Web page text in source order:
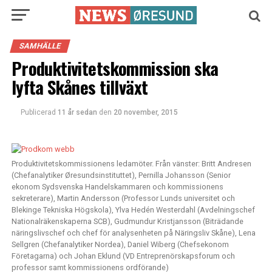
SAMHÄLLE
Produktivitetskommission ska
lyfta Skånes tillväxt
Publicerad 11 år sedan den 20 november, 2015
Produktivitetskommissionens ledamöter. Från vänster: Britt Andresen
(Chefanalytiker Øresundsinstituttet), Pernilla Johansson (Senior
ekonom Sydsvenska Handelskammaren och kommissionens
sekreterare), Martin Andersson (Professor Lunds universitet och
Blekinge Tekniska Högskola), Ylva Hedén Westerdahl (Avdelningschef
Nationalräkenskaperna SCB), Gudmundur Kristjansson (Biträdande
näringslivschef och chef för analysenheten på Näringsliv Skåne), Lena
Sellgren (Chefanalytiker Nordea), Daniel Wiberg (Chefsekonom
Företagarna) och Johan Eklund (VD Entreprenörskapsforum och
professor samt kommissionens ordförande)